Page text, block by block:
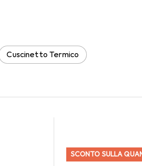
Cuscinetto Termico
SCONTO SULLA